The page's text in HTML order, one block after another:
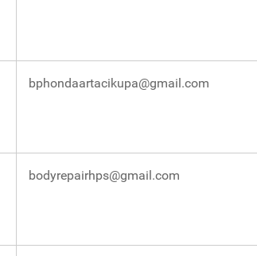
bphondaartacikupa@gmail.com
bodyrepairhps@gmail.com